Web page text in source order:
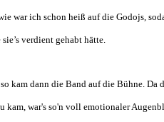
war ich schon heiß auf die Godojs,
verdient gehabt hätte.
kam dann die Band auf die Bühne.
kam, war's so'n voll emotionaler